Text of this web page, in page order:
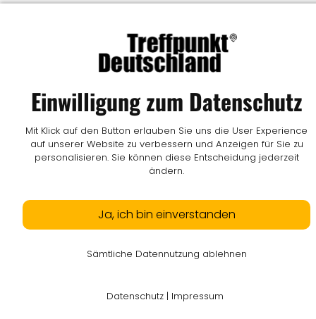
Einwilligung zum Datenschutz
Mit Klick auf den Button erlauben Sie uns die User Experience
auf unserer Website zu verbessern und Anzeigen für Sie zu
personalisieren. Sie können diese Entscheidung jederzeit
ändern.
Ja, ich bin einverstanden
Sämtliche Datennutzung ablehnen
Datenschutz | Impressum